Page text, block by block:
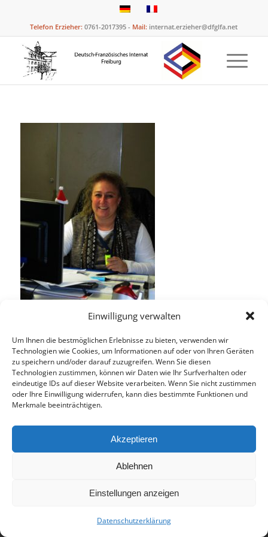
Einwilligung verwalten
Um Ihnen die bestmöglichen Erlebnisse zu bieten, verwenden wir
Technologien wie Cookies, um Informationen auf oder von Ihren Geräten
zu speichern und/oder darauf zuzugreifen. Wenn Sie diesen
Technologien zustimmen, können wir Daten wie Ihr Surfverhalten oder
eindeutige IDs auf dieser Website verarbeiten. Wenn Sie nicht zustimmen
oder Ihre Einwilligung widerrufen, kann dies bestimmte Funktionen und
Merkmale beeinträchtigen.
Akzeptieren
Ablehnen
Einstellungen anzeigen
Datenschutzerklärung
Telefon Erzieher: 0761-2017395 - Mail: internat.erzieher@dfglfa.net
© 2017 - Deutsch-Französisches Internat Freiburg - Realisiert von
Timonster Webdesign
Impressum
Datenschutzerklärung